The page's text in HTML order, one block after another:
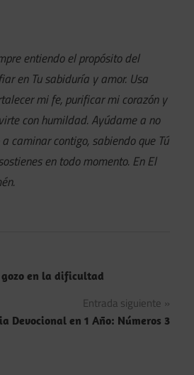
entiendo el propósito del
en Tu sabiduría y amor. Usa
mi fe, purificar mi corazón y
con humildad. Ayúdame a no
caminar contigo, sabiendo que Tú
en todo momento. En El
gozo en la dificultad
Entrada siguiente
Devocional en 1 Año: Números 3